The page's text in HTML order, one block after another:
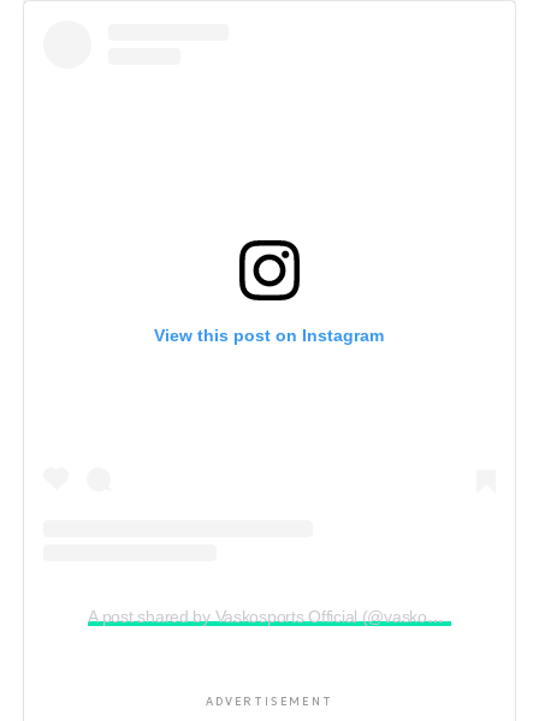
View this post on Instagram
A post shared by Vaskosports Official (@vaskosports)
ADVERTISEMENT